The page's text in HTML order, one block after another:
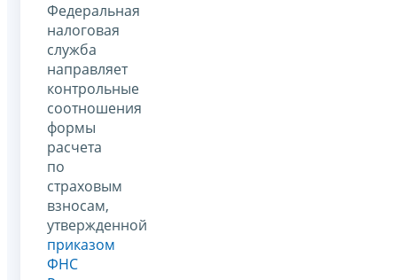
Федеральная
налоговая
служба
направляет
контрольные
соотношения
формы
расчета
по
страховым
взносам,
утвержденной
приказом
ФНС